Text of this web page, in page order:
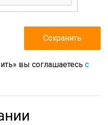
вы соглашаетесь с